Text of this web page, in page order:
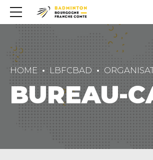
HOME LBFCBAD
BUREAU-